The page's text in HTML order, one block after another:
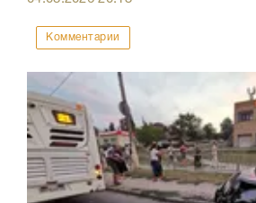
Комментарии